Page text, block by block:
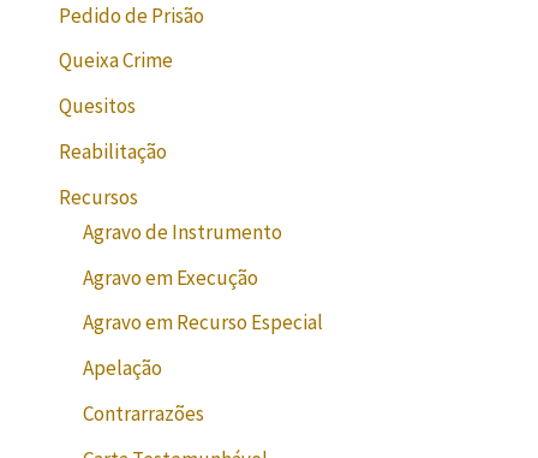
Pedido de Prisão
Queixa Crime
Quesitos
Reabilitação
Recursos
Agravo de Instrumento
Agravo em Execução
Agravo em Recurso Especial
Apelação
Contrarrazões